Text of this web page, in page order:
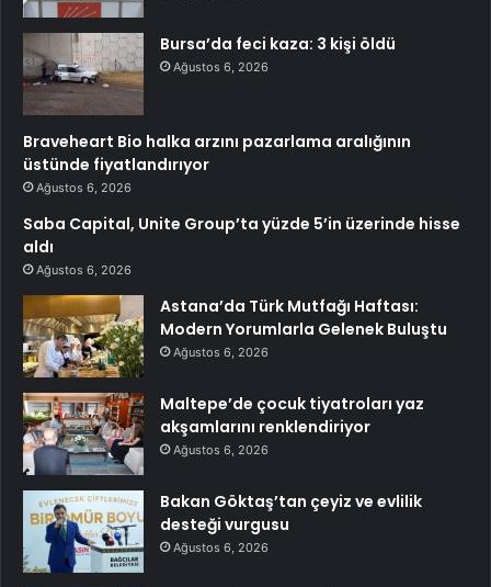
Bursa’da feci kaza: 3 kişi öldü
Ağustos 6, 2026
Braveheart Bio halka arzını pazarlama aralığının
üstünde fiyatlandırıyor
Ağustos 6, 2026
Saba Capital, Unite Group’ta yüzde 5’in üzerinde hisse
aldı
Ağustos 6, 2026
Astana’da Türk Mutfağı Haftası:
Modern Yorumlarla Gelenek Buluştu
Ağustos 6, 2026
Maltepe’de çocuk tiyatroları yaz
akşamlarını renklendiriyor
Ağustos 6, 2026
Bakan Göktaş’tan çeyiz ve evlilik
desteği vurgusu
Ağustos 6, 2026